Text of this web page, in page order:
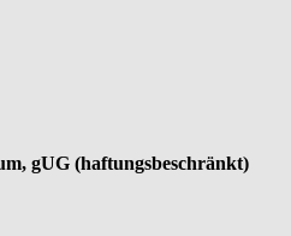
gUG (haftungsbeschränkt)